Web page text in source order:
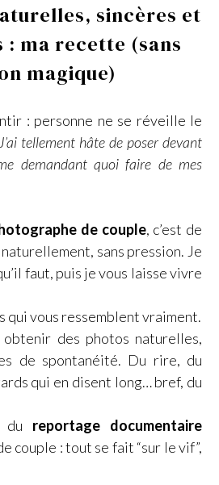
sincères et
: ma recette (sans
magique)
: personne ne se réveille le
tellement hâte de poser devant
demandant quoi faire de mes
de couple, c’est de
sans pression. Je
faut, puis je vous laisse vivre
qui vous ressemblent vraiment.
des photos naturelles,
de spontanéité. Du rire, du
qui en disent long… bref, du
du reportage documentaire
couple : tout se fait “sur le vif”,